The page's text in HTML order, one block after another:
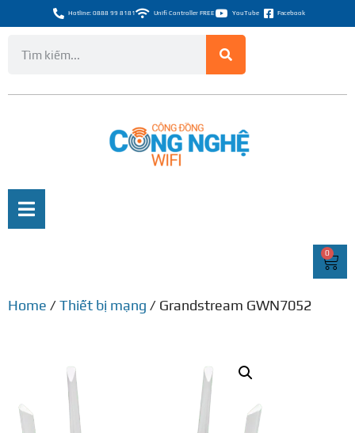
Hotline: 0888 99 8181 Unifi Controller FREE YouTube Facebook
0
Home /Thiết bị mạng / Grandstream GWN7052